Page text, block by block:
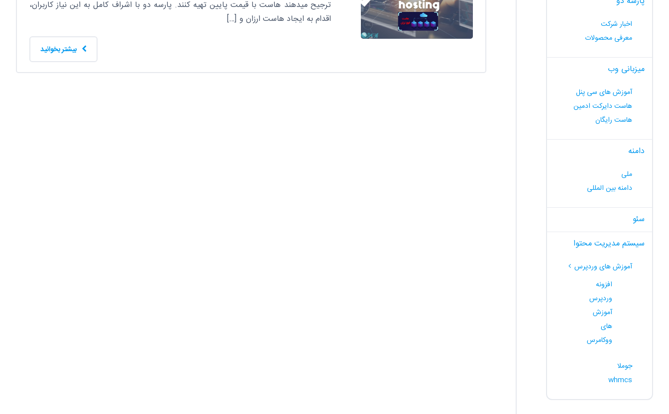
ترجیح میدهند هاست با قیمت پایین تهیه کنند. پارسه دو با اشراف کامل به این نیاز کاربران،
اقدام به ایجاد هاست ارزان و […]
اخبار شرکت
معرفی محصولات
میزبانی وب
آموزش های سی پنل
هاست دایرکت ادمین
هاست رایگان
دامنه
ملی
دامنه بین المللی
سئو
سیستم مدیریت محتوا
آموزش های وردپرس
افزونه
وردپرس
آموزش
های
ووکامرس
جوملا
whmcs